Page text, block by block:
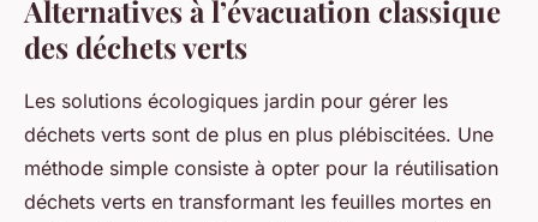
Alternatives à l’évacuation classique
des déchets verts
Les solutions écologiques jardin pour gérer les
déchets verts sont de plus en plus plébiscitées. Une
méthode simple consiste à opter pour la réutilisation
déchets verts en transformant les feuilles mortes en